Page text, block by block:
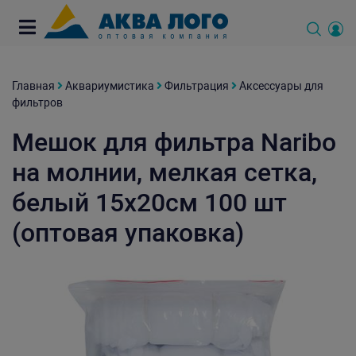
Главная Аквариумистика Фильтрация
Аксессуары для
фильтров
Мешок для фильтра Naribo
на молнии, мелкая сетка,
белый 15х20см 100 шт
(оптовая упаковка)